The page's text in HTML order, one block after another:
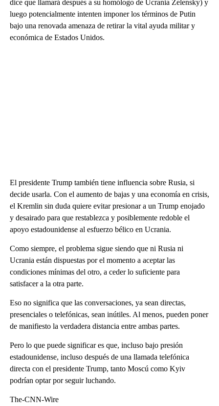
dice que llamará después a su homólogo de Ucrania Zelensky) y
luego potencialmente intenten imponer los términos de Putin
bajo una renovada amenaza de retirar la vital ayuda militar y
económica de Estados Unidos.
El presidente Trump también tiene influencia sobre Rusia, si
decide usarla. Con el aumento de bajas y una economía en crisis,
el Kremlin sin duda quiere evitar presionar a un Trump enojado
y desairado para que restablezca y posiblemente redoble el
apoyo estadounidense al esfuerzo bélico en Ucrania.
Como siempre, el problema sigue siendo que ni Rusia ni
Ucrania están dispuestas por el momento a aceptar las
condiciones mínimas del otro, a ceder lo suficiente para
satisfacer a la otra parte.
Eso no significa que las conversaciones, ya sean directas,
presenciales o telefónicas, sean inútiles. Al menos, pueden poner
de manifiesto la verdadera distancia entre ambas partes.
Pero lo que puede significar es que, incluso bajo presión
estadounidense, incluso después de una llamada telefónica
directa con el presidente Trump, tanto Moscú como Kyiv
podrían optar por seguir luchando.
The-CNN-Wire